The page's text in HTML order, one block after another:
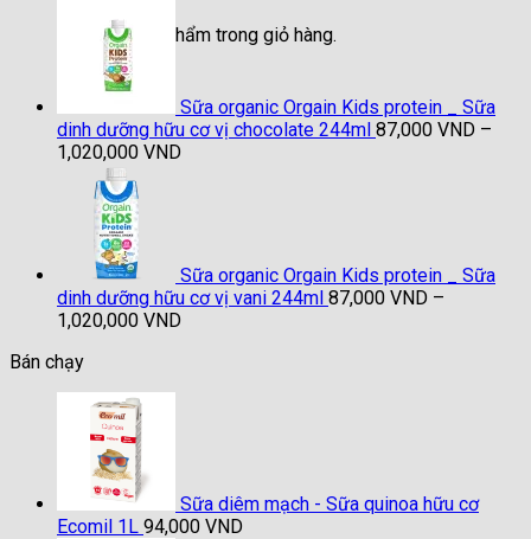
Chưa có sản phẩm trong giỏ hàng.
từ
91,000 VND
1,040,000 VND
Sữa organic Orgain Kids protein _ Sữa
dinh dưỡng hữu cơ vị chocolate 244ml 87,000 VND –
1,020,000 VNDKhoảng
1,020,000 VND
Sữa organic Orgain Kids protein _ Sữa
dinh dưỡng hữu cơ vị vani 244ml 87,000 VND –
1,020,000 VNDKhoảng
Bán chạy
Sữa diêm mạch - Sữa quinoa hữu cơ
Ecomil 1L 94,000 VND